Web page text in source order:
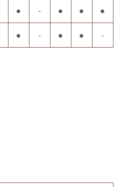
● - ● ●
●
● - ● ● -